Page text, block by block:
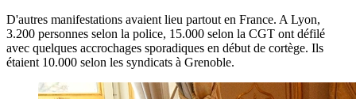
D'autres manifestations avaient lieu partout en France. A Lyon,
3.200 personnes selon la police, 15.000 selon la CGT ont défilé
avec quelques accrochages sporadiques en début de cortège. Ils
étaient 10.000 selon les syndicats à Grenoble.